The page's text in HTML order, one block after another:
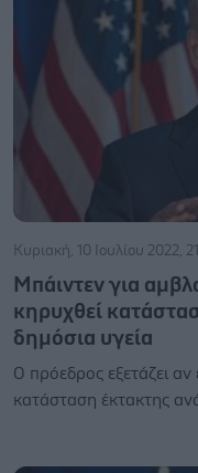
Κυριακή, 10 Ιουλίου 2022,
Μπάιντεν για
κηρυχθεί
δημόσια υγεία
Ο πρόεδρος εξετάζει αν
κατάσταση έκτακτης